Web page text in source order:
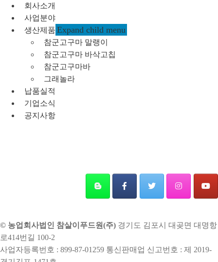
회사소개
사업분야
생산제품 Expand child menu
참군고구마 말랭이
참군고구마 바삭고칩
참군고구마바
그래놀라
납품실적
기업소식
공지사항
© 농업회사법인 참살이푸드원(주) 경기도 김포시 대곶면 대명항
로414번길 100-2
사업자등록번호 : 899-87-01259 통신판매업 신고번호 : 제 2019-